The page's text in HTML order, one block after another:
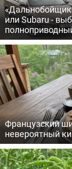
или Subaru -
Французский
невероятный